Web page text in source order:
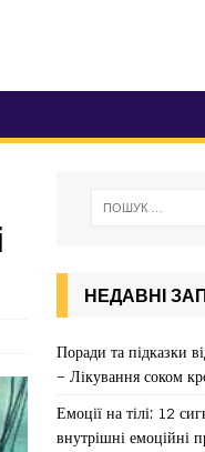
НЕДАВНІ
Поради та підказки
– Лікування соком
Емоції на тілі: 12
внутрішні емоційні